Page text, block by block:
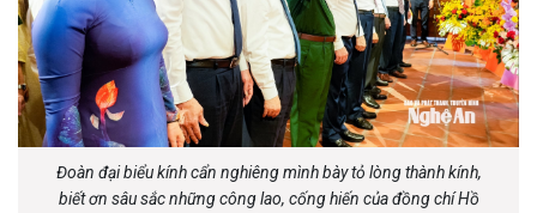
Đoàn đại biểu kính cẩn nghiêng mình bày tỏ lòng thành kính,
biết ơn sâu sắc những công lao, cống hiến của đồng chí Hồ